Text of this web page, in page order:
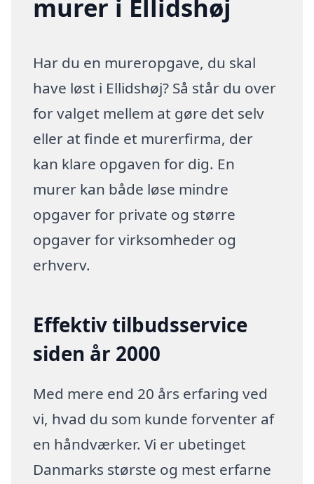
murer i Ellidshøj
Har du en mureropgave, du skal
have løst i Ellidshøj? Så står du over
for valget mellem at gøre det selv
eller at finde et murerfirma, der
kan klare opgaven for dig. En
murer kan både løse mindre
opgaver for private og større
opgaver for virksomheder og
erhverv.
Effektiv tilbudsservice
siden år 2000
Med mere end 20 års erfaring ved
vi, hvad du som kunde forventer af
en håndværker. Vi er ubetinget
Danmarks største og mest erfarne